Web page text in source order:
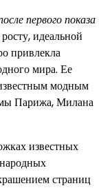
первого показа
идеальной
привлекла
мира. Ее
модным
Парижа, Милана
известных
страниц